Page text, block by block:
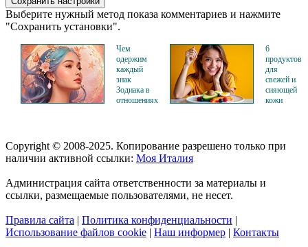
Выберите нужный метод показа комментариев и нажмите
"Сохранить установки".
Чем
одержим
каждый
знак
Зодиака в
отношениях
6
продуктов
для
свежей и
сияющей
кожи
Copyright © 2008-2025. Копирование разрешено только при
наличии активной ссылки: Моя Италия
Администрация сайта ответственности за материалы и
ссылки, размещаемые пользователями, не несет.
Правила сайта | Политика конфиденциальности |
Использование файлов cookie | Наш информер | Контакты